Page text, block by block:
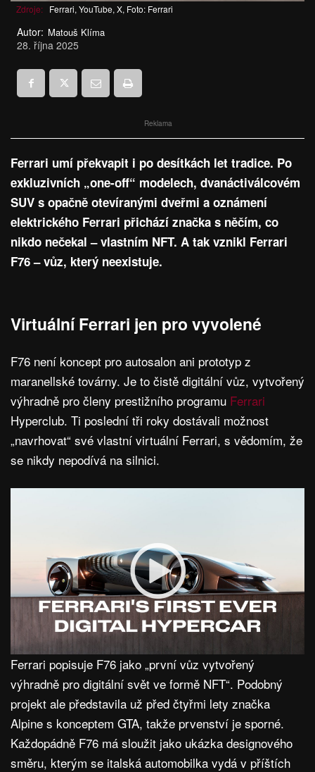
Zdroje: Ferrari, YouTube, X, Foto: Ferrari
Autor: Matouš Klíma
28. října 2025
Reklama
Ferrari umí překvapit i po desítkách let tradice. Po
exkluzivních „one-off“ modelech, dvanáctiválcovém
SUV s opačně otevíranými dveřmi a oznámení
elektrického Ferrari přichází značka s něčím, co
nikdo nečekal – vlastním NFT. A tak vznikl Ferrari
F76 – vůz, který neexistuje.
Virtuální Ferrari jen pro vyvolené
F76 není koncept pro autosalon ani prototyp z
maranellské továrny. Je to čistě digitální vůz, vytvořený
výhradně pro členy prestižního programu Ferrari
Hyperclub. Ti poslední tři roky dostávali možnost
„navrhovat“ své vlastní virtuální Ferrari, s vědomím, že
se nikdy nepodívá na silnici.
Ferrari popisuje F76 jako „první vůz vytvořený
výhradně pro digitální svět ve formě NFT“. Podobný
projekt ale představila už před čtyřmi lety značka
Alpine s konceptem GTA, takže prvenství je sporné.
Každopádně F76 má sloužit jako ukázka designového
směru, kterým se italská automobilka vydá v příštích